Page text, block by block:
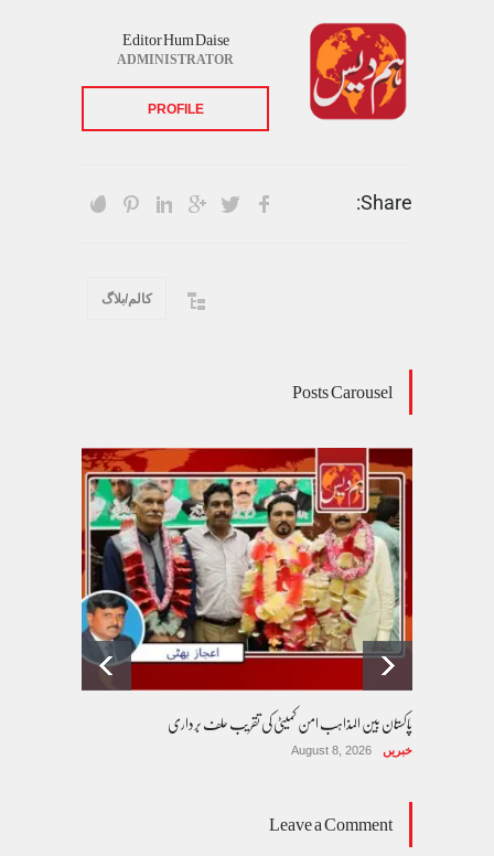
Editor Hum Daise
ADMINISTRATOR
PROFILE
Share:
کالم/بلاگ
Posts Carousel
پاکستان بین المذاہب امن کمیٹی کی تقریب حلف برداری
خبریں August 8, 2026
Leave a Comment